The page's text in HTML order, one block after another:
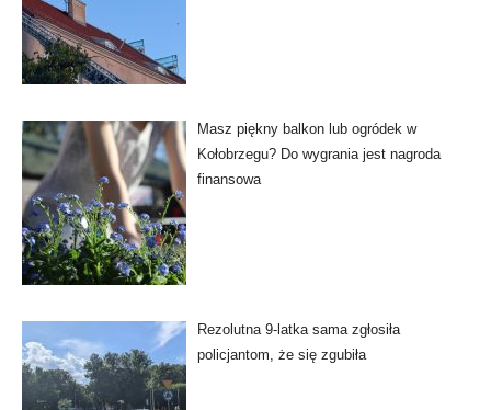
Masz piękny balkon lub ogródek w
Kołobrzegu? Do wygrania jest nagroda
finansowa
Rezolutna 9-latka sama zgłosiła
policjantom, że się zgubiła